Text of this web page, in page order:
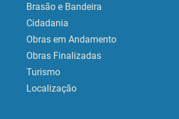
Brasão e Bandeira
Cidadania
Obras em Andamento
Obras Finalizadas
Turismo
Localização